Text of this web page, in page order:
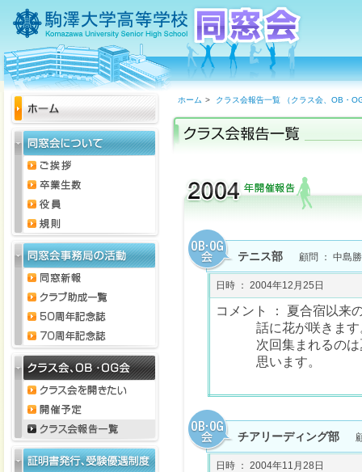
ホーム > クラス会報告一覧 （クラス会、OB・
テニス部 顧問 ： 中島
日時 ： 2004年12月25日
コメント ： 夏合宿以来
話に花が咲きます
次回集まれるの
思います。
チアリーディング部
日時 ： 2004年11月28日